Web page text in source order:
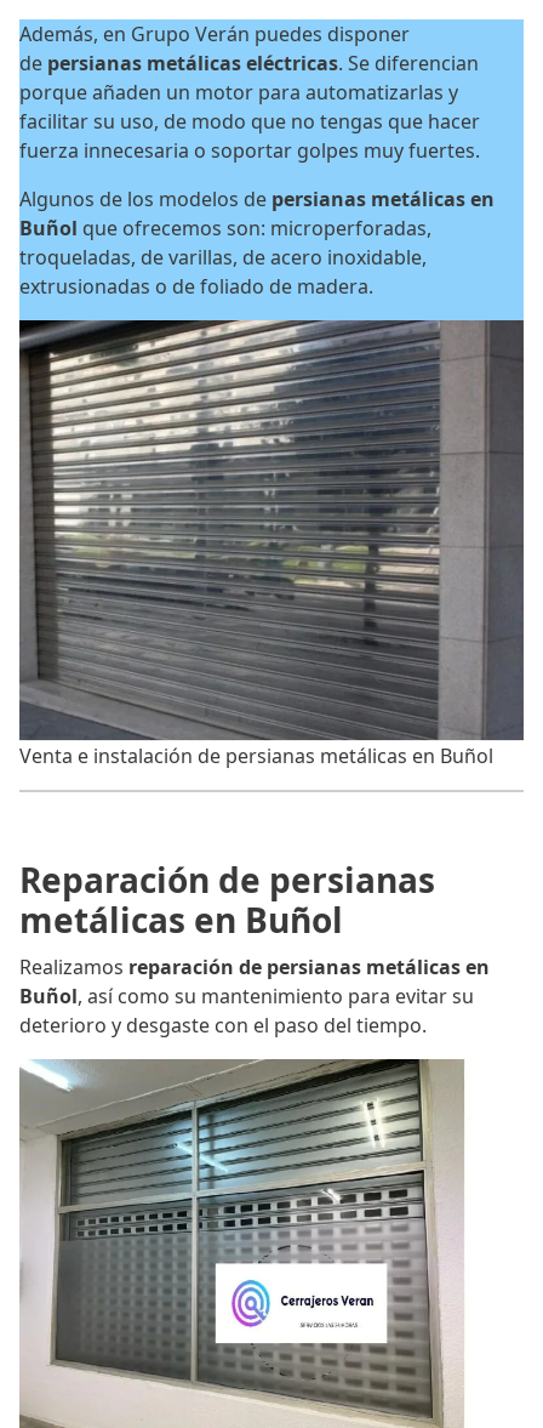
Además, en Grupo Verán puedes disponer
de persianas metálicas eléctricas. Se diferencian
porque añaden un motor para automatizarlas y
facilitar su uso, de modo que no tengas que hacer
fuerza innecesaria o soportar golpes muy fuertes.
Algunos de los modelos de persianas metálicas en
Buñol que ofrecemos son: microperforadas,
troqueladas, de varillas, de acero inoxidable,
extrusionadas o de foliado de madera.
Venta e instalación de persianas metálicas en Buñol
Reparación de persianas
metálicas en Buñol
Realizamos reparación de persianas metálicas en
Buñol, así como su mantenimiento para evitar su
deterioro y desgaste con el paso del tiempo.